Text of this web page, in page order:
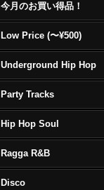
今月のお買い得品！
Low Price (〜¥500)
Underground Hip Hop
Party Tracks
Hip Hop Soul
Ragga R&B
Disco